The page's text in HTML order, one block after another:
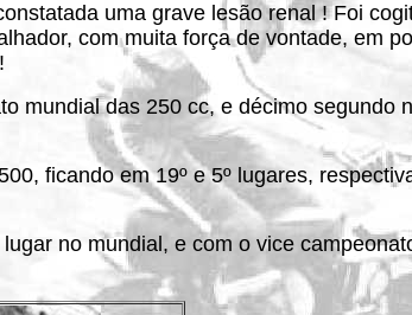
uma grave lesão renal ! Foi
com muita força de vontade, em
mundial das 250 cc, e décimo segundo
ficando em 19º e 5º lugares,
no mundial, e com o vice